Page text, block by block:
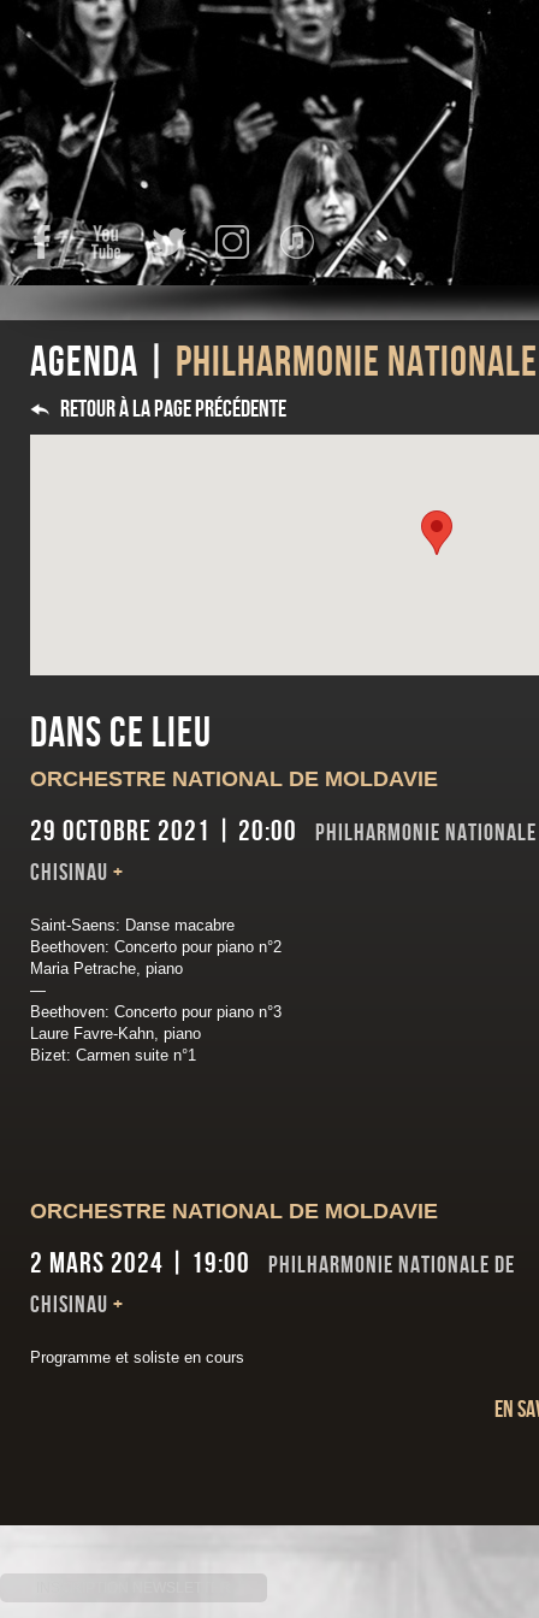
FacebookYouTube Twitter InstagramiTunes
Agenda | Philharmonie
Retour à la page précédente
Dans ce lieu
ORCHESTRE NATIONAL DE MOLDAVIE
29 octobre 2021 | 20:00
Philharmonie Nationale
Chisinau +
Saint-Saens: Danse macabre
Beethoven: Concerto pour piano n°2
Maria Petrache, piano
—
Beethoven: Concerto pour piano n°3
Laure Favre-Kahn, piano
Bizet: Carmen suite n°1
ORCHESTRE NATIONAL DE MOLDAVIE
2 mars 2024 | 19:00
Philharmonie Nationale de
Chisinau +
Programme et soliste en cours
En